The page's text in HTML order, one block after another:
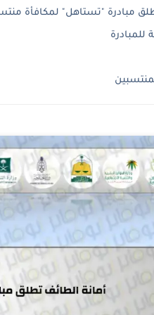
مبادرة "تستاهل" لمكافأة
للمبادرة